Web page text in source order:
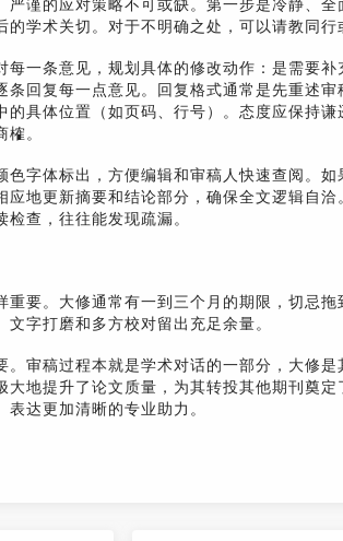
谨的应对策略不可或缺。第一步是冷静、全
学术关切。对于不明确之处，可以请教同行
一条意见，规划具体的修改动作：是需要补
回复每一点意见。回复格式通常是先重述
具体位置（如页码、行号）。态度应保持谦
。
字体标出，方便编辑和审稿人快速查阅。如
地更新摘要和结论部分，确保全文逻辑自
查，往往能发现疏漏。
要。大修通常有一到三个月的期限，切忌拖
字打磨和多方校对留出充足余量。
审稿过程本就是学术对话的一部分，大修是
地提升了论文质量，为其转投其他期刊奠
达更加清晰的专业助力。